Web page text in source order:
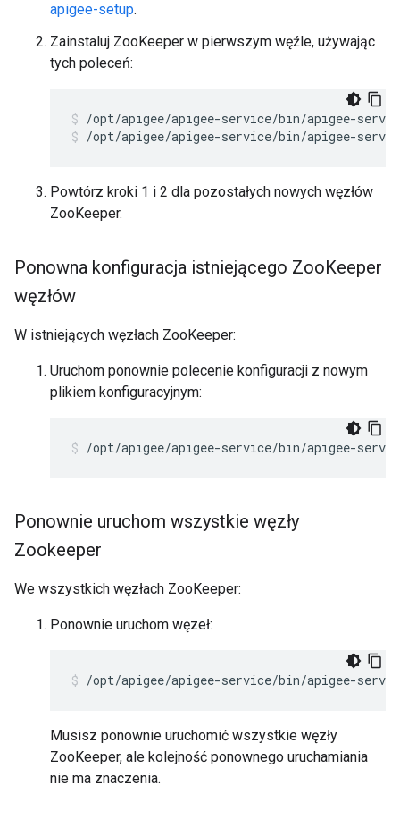
apigee-setup.
Zainstaluj ZooKeeper w pierwszym węźle, używając
tych poleceń:
/opt/apigee/apigee-service/bin/apigee-
Powtórz kroki 1 i 2 dla pozostałych nowych węzłów
ZooKeeper.
Ponowna konfiguracja istniejącego ZooKeeper
węzłów
W istniejących węzłach ZooKeeper:
Uruchom ponownie polecenie konfiguracji z nowym
plikiem konfiguracyjnym:
/opt/apigee/apigee-service/bin/apigee-
Ponownie uruchom wszystkie węzły
Zookeeper
We wszystkich węzłach ZooKeeper:
Ponownie uruchom węzeł:
/opt/apigee/apigee-service/bin/apigee-
Musisz ponownie uruchomić wszystkie węzły
ZooKeeper, ale kolejność ponownego uruchamiania
nie ma znaczenia.